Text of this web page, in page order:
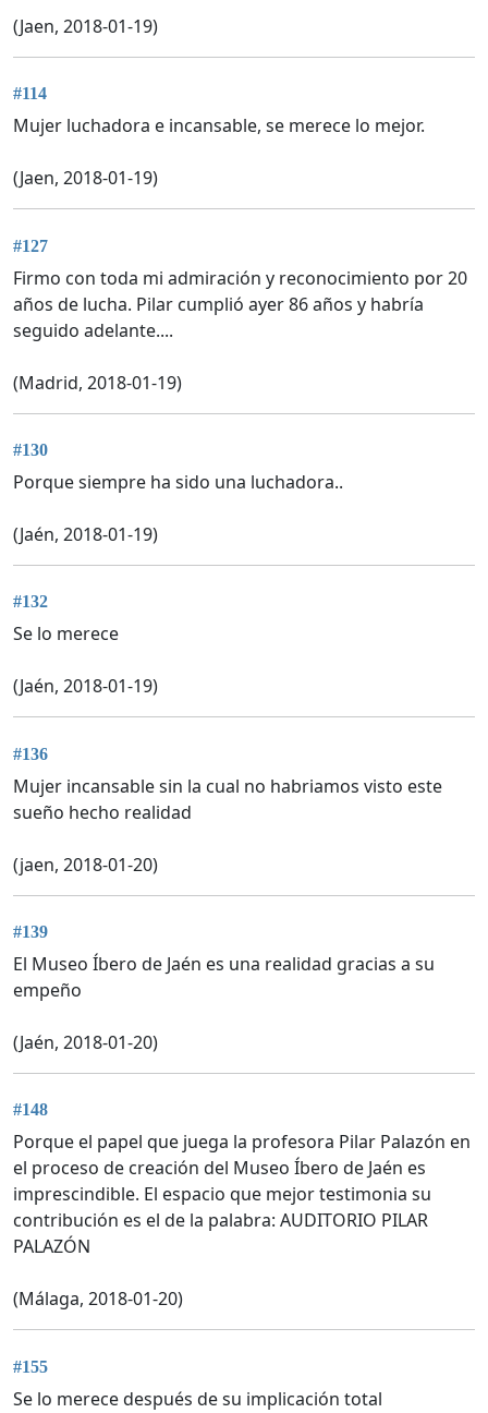
(Jaen, 2018-01-19)
#114
Mujer luchadora e incansable, se merece lo mejor.
(Jaen, 2018-01-19)
#127
Firmo con toda mi admiración y reconocimiento por 20
años de lucha. Pilar cumplió ayer 86 años y habría
seguido adelante....
(Madrid, 2018-01-19)
#130
Porque siempre ha sido una luchadora..
(Jaén, 2018-01-19)
#132
Se lo merece
(Jaén, 2018-01-19)
#136
Mujer incansable sin la cual no habriamos visto este
sueño hecho realidad
(jaen, 2018-01-20)
#139
El Museo Íbero de Jaén es una realidad gracias a su
empeño
(Jaén, 2018-01-20)
#148
Porque el papel que juega la profesora Pilar Palazón en
el proceso de creación del Museo Íbero de Jaén es
imprescindible. El espacio que mejor testimonia su
contribución es el de la palabra: AUDITORIO PILAR
PALAZÓN
(Málaga, 2018-01-20)
#155
Se lo merece después de su implicación total